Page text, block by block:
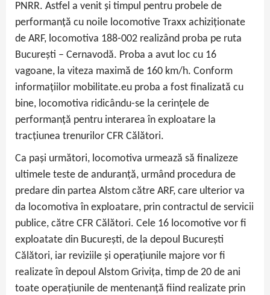
PNRR. Astfel a venit și timpul pentru probele de
performanță cu noile locomotive Traxx achiziționate
de ARF, locomotiva 188-002 realizând proba pe ruta
București – Cernavodă. Proba a avut loc cu 16
vagoane, la viteza maximă de 160 km/h. Conform
informațiilor mobilitate.eu proba a fost finalizată cu
bine, locomotiva ridicându-se la cerințele de
performanță pentru interarea în exploatare la
tracțiunea trenurilor CFR Călători.
Ca pași următori, locomotiva urmează să finalizeze
ultimele teste de anduranță, urmând procedura de
predare din partea Alstom către ARF, care ulterior va
da locomotiva în exploatare, prin contractul de servicii
publice, către CFR Călători. Cele 16 locomotive vor fi
exploatate din București, de la depoul București
Călători, iar reviziile și operațiunile majore vor fi
realizate în depoul Alstom Grivița, timp de 20 de ani
toate operațiunile de mentenanță fiind realizate prin